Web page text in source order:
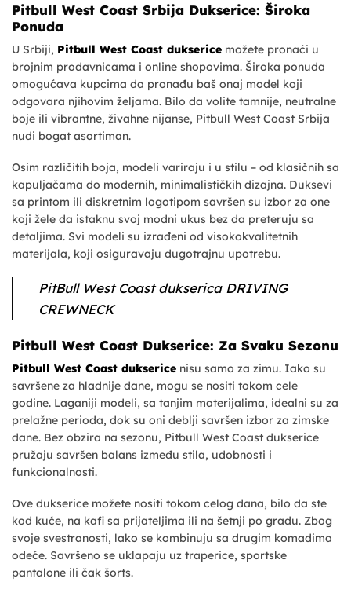
Pitbull West Coast Srbija Dukserice: Široka
Ponuda
U Srbiji, Pitbull West Coast dukserice možete pronaći u
brojnim prodavnicama i online shopovima. Široka ponuda
omogućava kupcima da pronađu baš onaj model koji
odgovara njihovim željama. Bilo da volite tamnije, neutralne
boje ili vibrantne, živahne nijanse, Pitbull West Coast Srbija
nudi bogat asortiman.
Osim različitih boja, modeli variraju i u stilu – od klasičnih sa
kapuljačama do modernih, minimalističkih dizajna. Duksevi
sa printom ili diskretnim logotipom savršen su izbor za one
koji žele da istaknu svoj modni ukus bez da preteruju sa
detaljima. Svi modeli su izrađeni od visokokvalitetnih
materijala, koji osiguravaju dugotrajnu upotrebu.
PitBull West Coast dukserica DRIVING
CREWNECK
Pitbull West Coast Dukserice: Za Svaku Sezonu
Pitbull West Coast dukserice nisu samo za zimu. Iako su
savršene za hladnije dane, mogu se nositi tokom cele
godine. Laganiji modeli, sa tanjim materijalima, idealni su za
prelažne perioda, dok su oni deblji savršen izbor za zimske
dane. Bez obzira na sezonu, Pitbull West Coast dukserice
pružaju savršen balans između stila, udobnosti i
funkcionalnosti.
Ove dukserice možete nositi tokom celog dana, bilo da ste
kod kuće, na kafi sa prijateljima ili na šetnji po gradu. Zbog
svoje svestranosti, lako se kombinuju sa drugim komadima
odeće. Savršeno se uklapaju uz traperice, sportske
pantalone ili čak šorts.